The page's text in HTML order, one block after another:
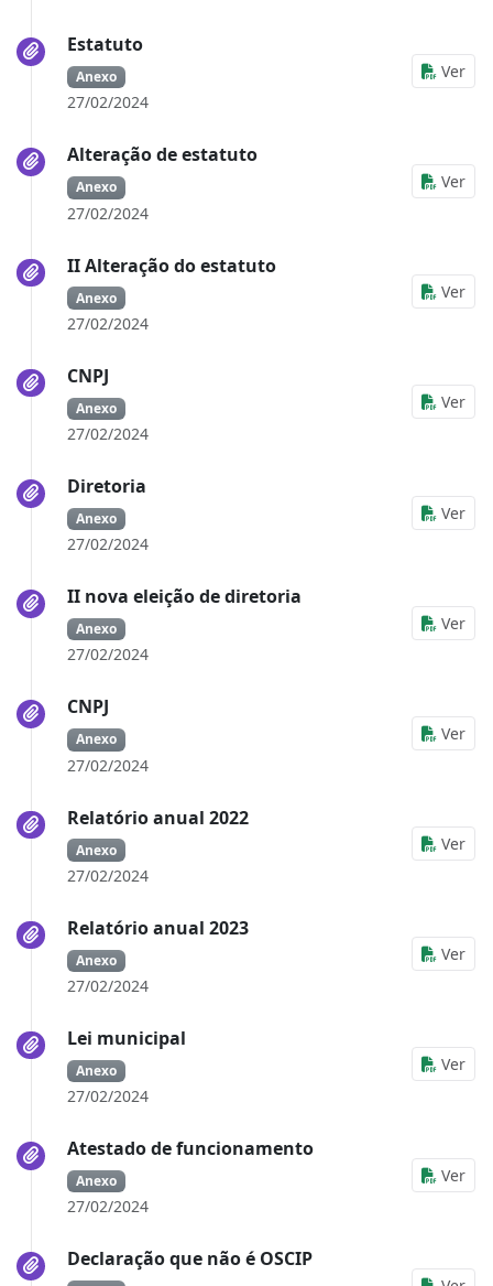
Estatuto
Anexo
27/02/2024
Ver
Alteração de estatuto
Anexo
27/02/2024
Ver
II Alteração do estatuto
Anexo
27/02/2024
Ver
CNPJ
Anexo
27/02/2024
Ver
Diretoria
Anexo
27/02/2024
Ver
II nova eleição de diretoria
Anexo
27/02/2024
Ver
CNPJ
Anexo
27/02/2024
Ver
Relatório anual 2022
Anexo
27/02/2024
Ver
Relatório anual 2023
Anexo
27/02/2024
Ver
Lei municipal
Anexo
27/02/2024
Ver
Atestado de funcionamento
Anexo
27/02/2024
Ver
Declaração que não é OSCIP